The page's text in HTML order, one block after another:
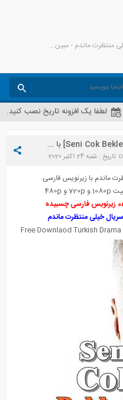
بایگانی‌های سریال ترکی خیلی منتظرت ماندم - مبین دانلود
لطفا یک افزونه تاریخ نصب کنید.
دانلود سریال خیلی منتظرت ماندم – [Seni Cok Bekledim] با کیفیت FullHD1080P
تاریخ : شنبه 24 اکتبر 2020
ماندم با زیرنویس فارسی
خیلی منتظرت ماندم
Free Downlaod Turkish